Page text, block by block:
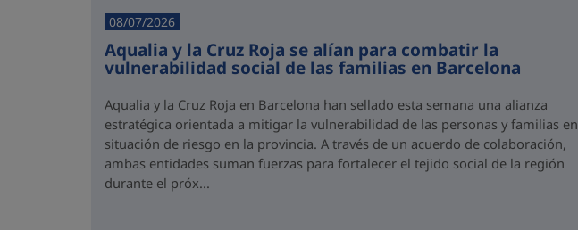
08/07/2026
Aqualia y la Cruz Roja se alían para combatir la
vulnerabilidad social de las familias en Barcelona
Aqualia y la Cruz Roja en Barcelona han sellado esta semana una alianza
estratégica orientada a mitigar la vulnerabilidad de las personas y familias en
situación de riesgo en la provincia. A través de un acuerdo de colaboración,
ambas entidades suman fuerzas para fortalecer el tejido social de la región
durante el próx...